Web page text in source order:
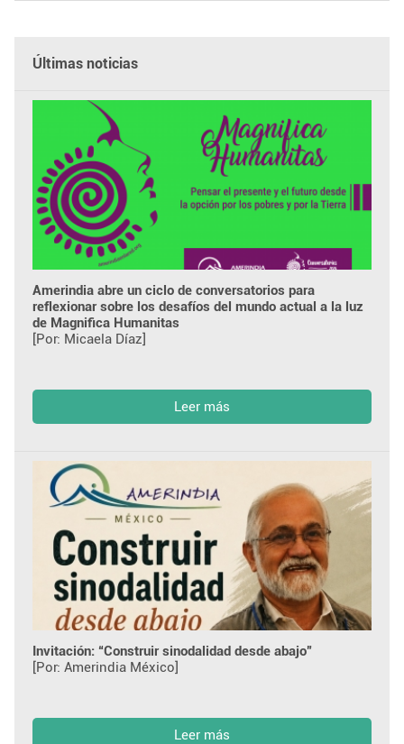
Últimas noticias
Amerindia abre un ciclo de conversatorios para
reflexionar sobre los desafíos del mundo actual a la luz
de Magnifica Humanitas
[Por: Micaela Díaz]
Leer más
Invitación: “Construir sinodalidad desde abajo”
[Por: Amerindia México]
Leer más